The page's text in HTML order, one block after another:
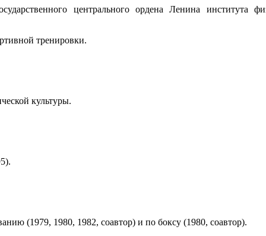
центрального ордена Ленина института
тренировки.
культуры.
(1979, 1980, 1982, соавтор) и по боксу (1980, соавтор).